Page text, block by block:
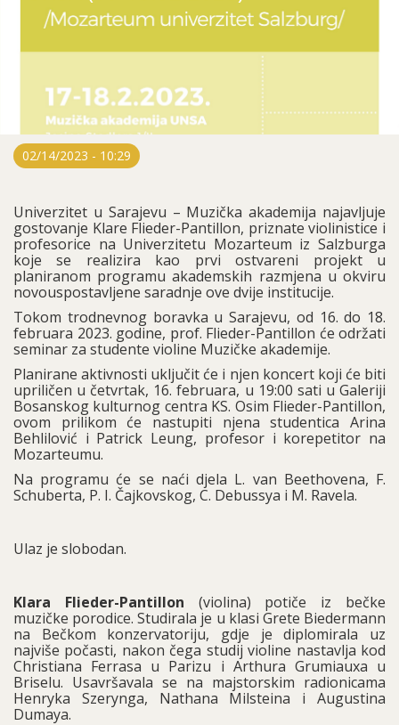
02/14/2023 - 10:29
Univerzitet u Sarajevu – Muzička akademija najavljuje
gostovanje Klare Flieder-Pantillon, priznate violinistice i
profesorice na Univerzitetu Mozarteum iz Salzburga
koje se realizira kao prvi ostvareni projekt u
planiranom programu akademskih razmjena u okviru
novouspostavljene saradnje ove dvije institucije.
Tokom trodnevnog boravka u Sarajevu, od 16. do 18.
februara 2023. godine, prof. Flieder-Pantillon će održati
seminar za studente violine Muzičke akademije.
Planirane aktivnosti uključit će i njen koncert koji će biti
upriličen u četvrtak, 16. februara, u 19:00 sati u Galeriji
Bosanskog kulturnog centra KS. Osim Flieder-Pantillon,
ovom prilikom će nastupiti njena studentica Arina
Behlilović i Patrick Leung, profesor i korepetitor na
Mozarteumu.
Na programu će se naći djela L. van Beethovena, F.
Schuberta, P. I. Čajkovskog, C. Debussya i M. Ravela.
Ulaz je slobodan.
Klara Flieder-Pantillon (violina) potiče iz bečke
muzičke porodice. Studirala je u klasi Grete Biedermann
na Bečkom konzervatoriju, gdje je diplomirala uz
najviše počasti, nakon čega studij violine nastavlja kod
Christiana Ferrasa u Parizu i Arthura Grumiauxa u
Briselu. Usavršavala se na majstorskim radionicama
Henryka Szerynga, Nathana Milsteina i Augustina
Dumaya.